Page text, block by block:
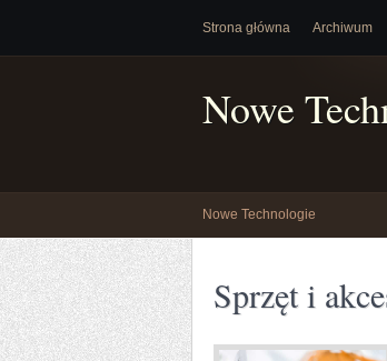
Strona główna Archiwum
Nowe
Nowe Technologie
Sprzęt i